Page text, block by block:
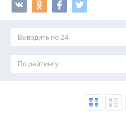
Выводить по 24
По рейтингу